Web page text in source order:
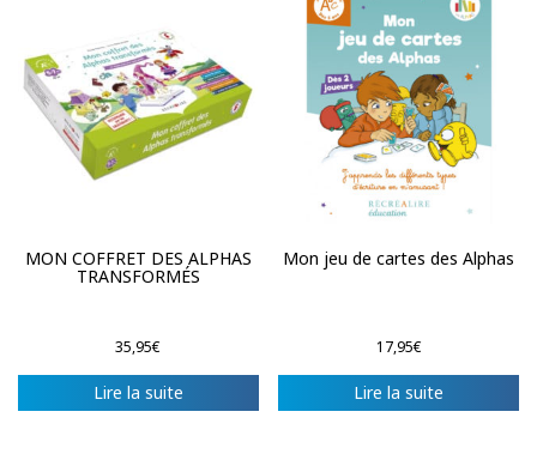
MON COFFRET DES ALPHAS
TRANSFORMÉS
35,95€
Lire la suite
Mon jeu de cartes des Alphas
17,95€
Lire la suite